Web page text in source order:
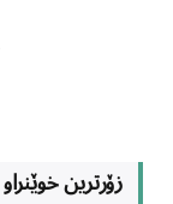
زۆرترین خوێنراو